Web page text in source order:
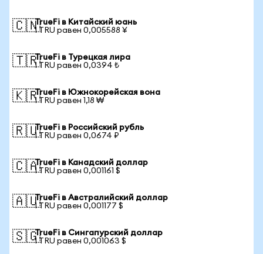
🇨🇳TrueFi в Китайский юань
1 TRU равен 0,005588 ¥
🇹🇷TrueFi в Турецкая лира
1 TRU равен 0,0394 ₺
🇰🇷TrueFi в Южнокорейская вона
1 TRU равен 1,18 ₩
🇷🇺TrueFi в Российский рубль
1 TRU равен 0,0674 ₽
🇨🇦TrueFi в Канадский доллар
1 TRU равен 0,001161 $
🇦🇺TrueFi в Австралийский доллар
1 TRU равен 0,001177 $
🇸🇬TrueFi в Сингапурский доллар
1 TRU равен 0,001063 $